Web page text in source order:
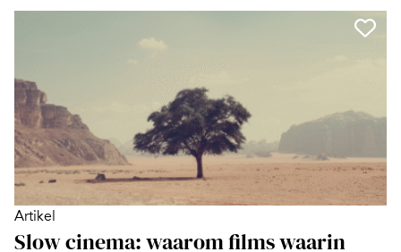
Artikel
Slow cinema: waarom films waarin